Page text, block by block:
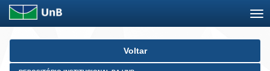
Skip
Voltar